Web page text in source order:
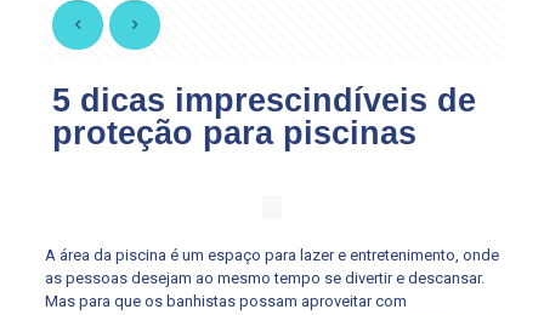
5 dicas imprescindíveis de
proteção para piscinas
A área da piscina é um espaço para lazer e entretenimento, onde
as pessoas desejam ao mesmo tempo se divertir e descansar.
Mas para que os banhistas possam aproveitar com